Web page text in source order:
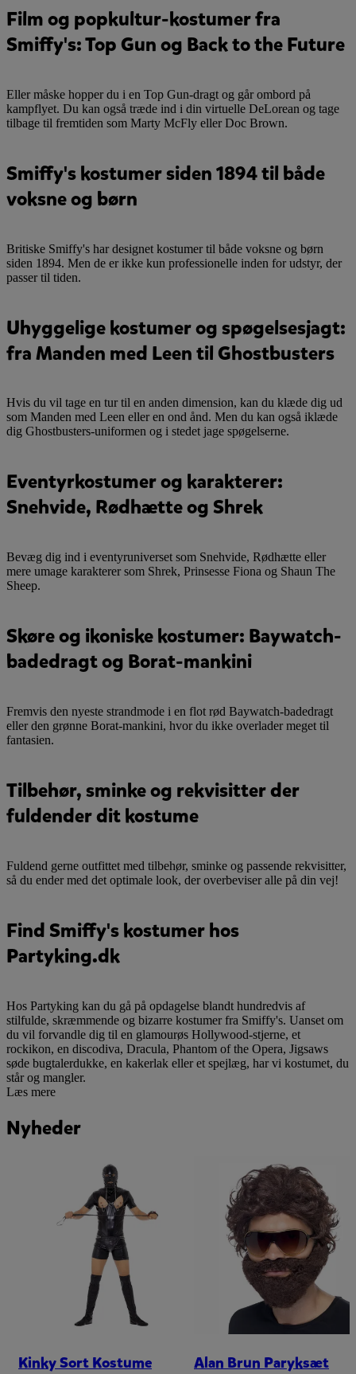
Film og popkultur-kostumer fra
Smiffy's: Top Gun og Back to the Future
Eller måske hopper du i en Top Gun-dragt og går ombord på
kampflyet. Du kan også træde ind i din virtuelle DeLorean og tage
tilbage til fremtiden som Marty McFly eller Doc Brown.
Smiffy's kostumer siden 1894 til både
voksne og børn
Britiske Smiffy's har designet kostumer til både voksne og børn
siden 1894. Men de er ikke kun professionelle inden for udstyr, der
passer til tiden.
Uhyggelige kostumer og spøgelsesjagt:
fra Manden med Leen til Ghostbusters
Hvis du vil tage en tur til en anden dimension, kan du klæde dig ud
som Manden med Leen eller en ond ånd. Men du kan også iklæde
dig Ghostbusters-uniformen og i stedet jage spøgelserne.
Eventyrkostumer og karakterer:
Snehvide, Rødhætte og Shrek
Bevæg dig ind i eventyruniverset som Snehvide, Rødhætte eller
mere umage karakterer som Shrek, Prinsesse Fiona og Shaun The
Sheep.
Skøre og ikoniske kostumer: Baywatch-
badedragt og Borat-mankini
Fremvis den nyeste strandmode i en flot rød Baywatch-badedragt
eller den grønne Borat-mankini, hvor du ikke overlader meget til
fantasien.
Tilbehør, sminke og rekvisitter der
fuldender dit kostume
Fuldend gerne outfittet med tilbehør, sminke og passende rekvisitter,
så du ender med det optimale look, der overbeviser alle på din vej!
Find Smiffy's kostumer hos
Partyking.dk
Hos Partyking kan du gå på opdagelse blandt hundredvis af
stilfulde, skræmmende og bizarre kostumer fra Smiffy's. Uanset om
du vil forvandle dig til en glamourøs Hollywood-stjerne, et
rockikon, en discodiva, Dracula, Phantom of the Opera, Jigsaws
søde bugtalerdukke, en kakerlak eller et spejlæg, har vi kostumet, du
står og mangler.
Læs mere
Nyheder
Kinky Sort Kostume Alan Brun Paryksæt